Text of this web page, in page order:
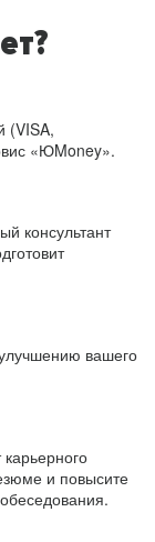
(VISA,
«ЮMoney».
консультант
вашего
и повысите